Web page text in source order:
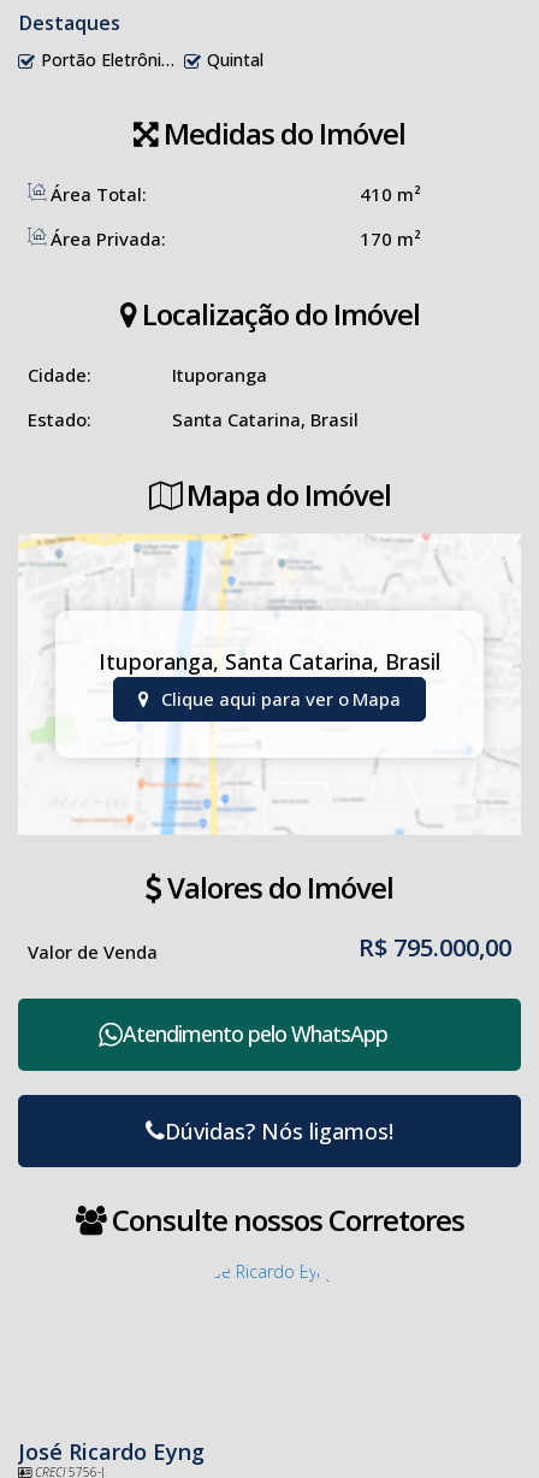
Destaques
Portão Eletrônico Quintal
Medidas do Imóvel
Área Total:
410 m²
Área Privada:
170 m²
Localização do Imóvel
Cidade:
Ituporanga
Estado:
Santa Catarina, Brasil
Mapa do Imóvel
Ituporanga, Santa Catarina, Brasil
Clique aqui para ver o Mapa
Valores do Imóvel
R$ 795.000,00
Valor de Venda
Atendimento peloWhatsApp
Dúvidas? Nós ligamos!
Consulte nossos Corretores
José Ricardo Eyng
CRECI5756-J